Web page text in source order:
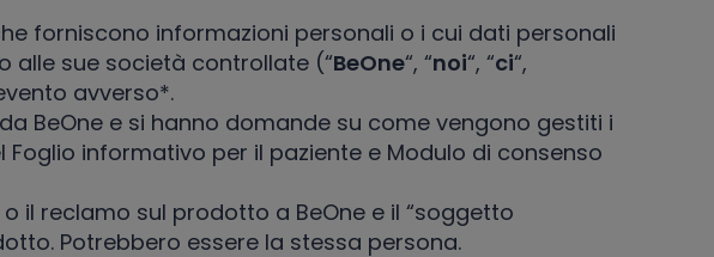
forniscono informazioni personali o i cui dati personali
alle sue società controllate (“BeOne“, “noi“, “ci“,
avverso*.
BeOne e si hanno domande su come vengono gestiti i
informativo per il paziente e Modulo di consenso
il reclamo sul prodotto a BeOne e il “soggetto
Potrebbero essere la stessa persona.